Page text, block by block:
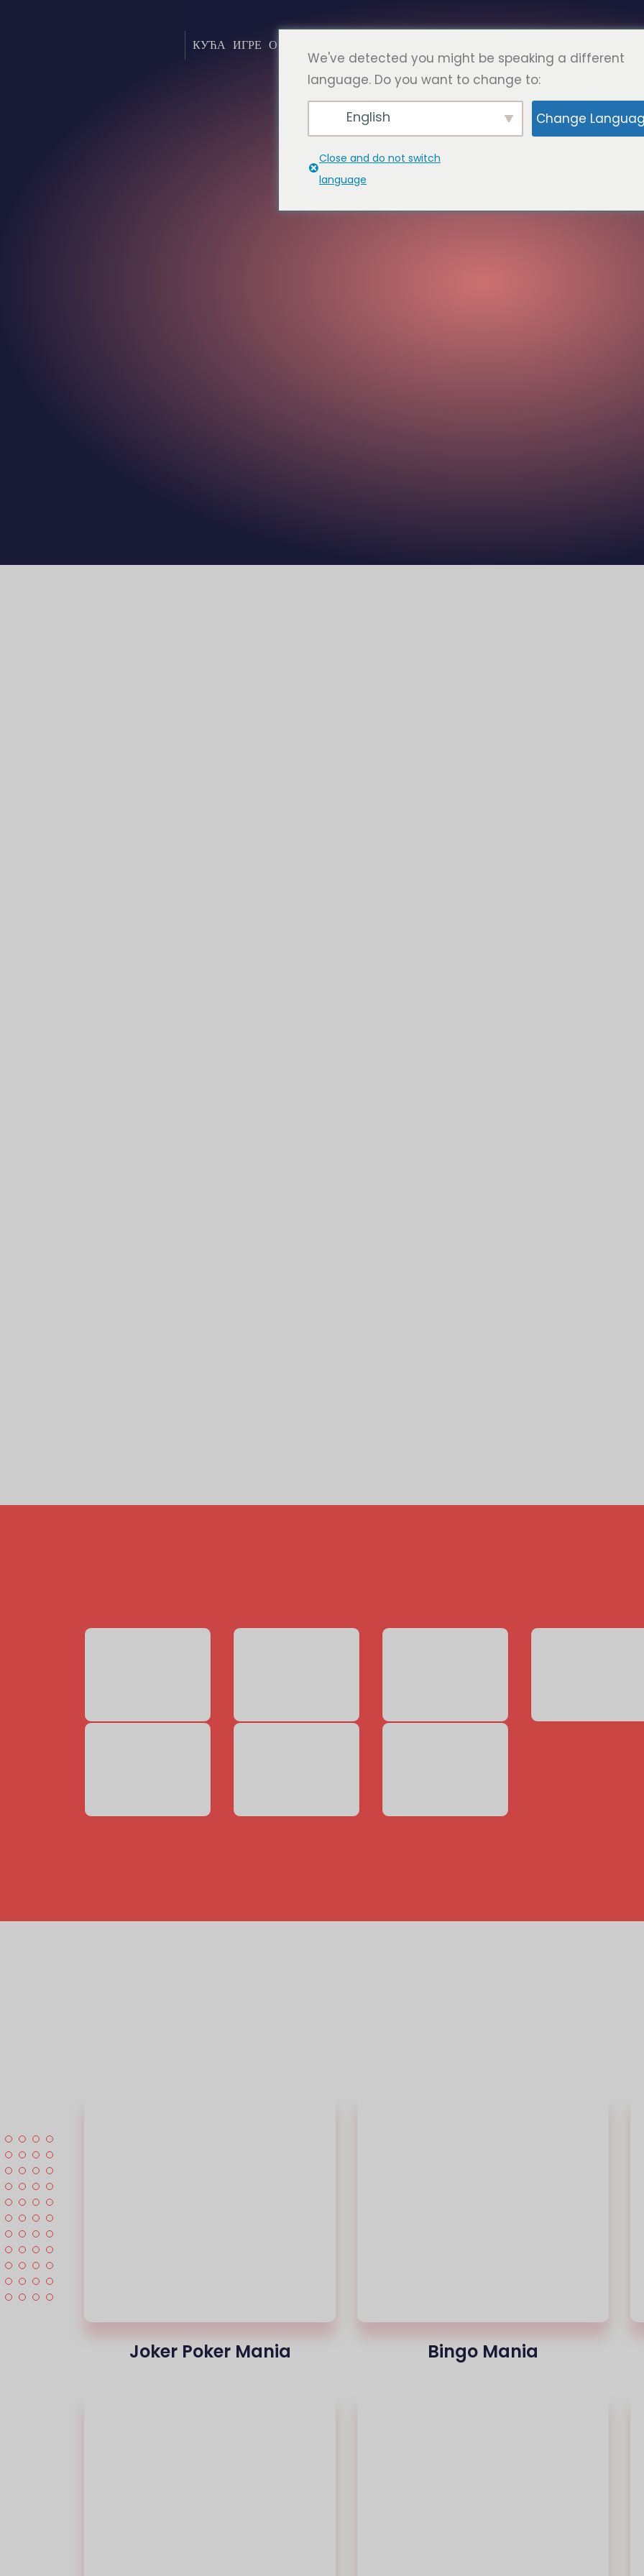
КУЋА ИГРЕ О ТОМЕ
Joker Poker Mania Bingo Mania
We've detected you might be speaking a different
language. Do you want to change to:
English Change
Close and do not switch
language